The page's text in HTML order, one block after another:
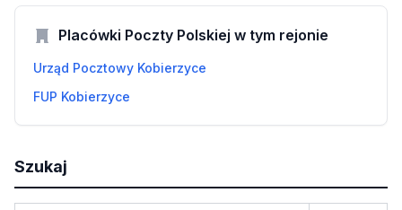
Placówki Poczty Polskiej w tym rejonie
Urząd Pocztowy Kobierzyce
FUP Kobierzyce
Szukaj